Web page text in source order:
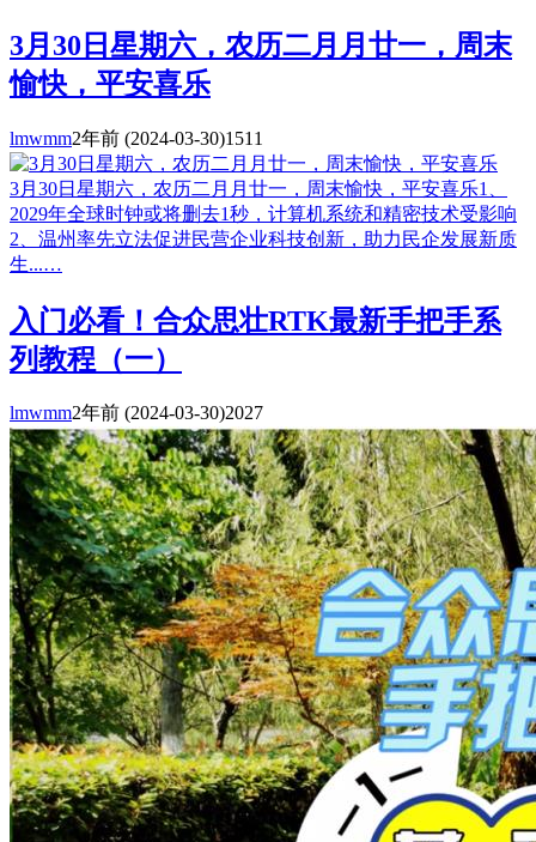
3月30日星期六，农历二月月廿一，周末
愉快，平安喜乐
lmwmm2年前 (2024-03-30)1511
3月30日星期六，农历二月月廿一，周末愉快，平安喜乐1、
2029年全球时钟或将删去1秒，计算机系统和精密技术受影响
2、温州率先立法促进民营企业科技创新，助力民企发展新质
生...…
入门必看！合众思壮RTK最新手把手系
列教程（一）
lmwmm2年前 (2024-03-30)2027